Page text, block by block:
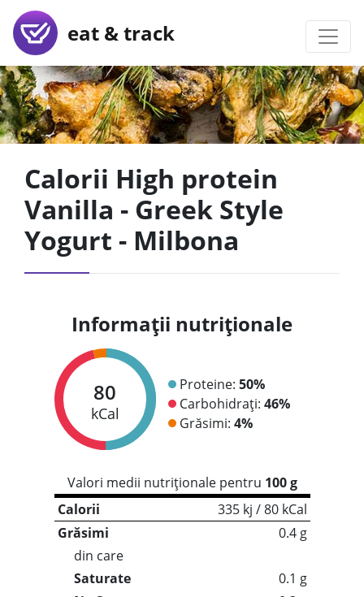
eat & track
Calorii High protein
Vanilla - Greek Style
Yogurt - Milbona
Informații nutriționale
80
kCal
Proteine: 50%
Carbohidrați: 46%
Grăsimi: 4%
Valori medii nutriționale pentru 100 g
Calorii
335 kj / 80 kCal
Grăsimi
0.4 g
din care
Saturate
0.1 g